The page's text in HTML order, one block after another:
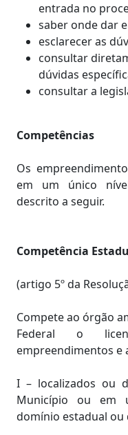
entrada no
saber onde dar
esclarecer as
consultar
dúvidas
consultar a
Competências
Os
em um único
descrito a seguir.
Competência
(artigo 5º da
Compete ao órgão
Federal o
empreendimentos e
I – localizados ou
Município ou em
domínio estadual ou